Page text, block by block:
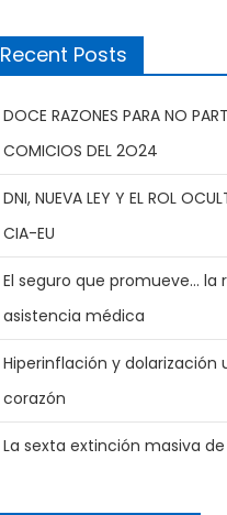
Recent Posts
DOCE RAZONES PARA NO
COMICIOS DEL 2O24
DNI, NUEVA LEY Y EL ROL
CIA-EU
El seguro que promueve… la
asistencia médica
Hiperinflación y dolarización
corazón
La sexta extinción masiva